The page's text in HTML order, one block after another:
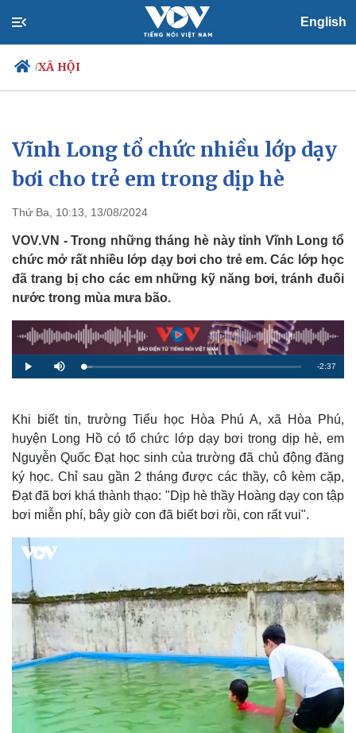
English
/XÃ HỘI
Chính trị
Đảng
Tổ chức nhân sự
Nhận diện sự thật
Xã hội
Tin 24h
Dự báo thời tiết
Việc làm
Biển đảo
Vĩnh Long tổ chức nhiều lớp dạy
bơi cho trẻ em trong dịp hè
Thứ Ba, 10:13, 13/08/2024
VOV.VN - Trong những tháng hè này tỉnh Vĩnh Long tổ
chức mở rất nhiều lớp dạy bơi cho trẻ em. Các lớp học
đã trang bị cho các em những kỹ năng bơi, tránh đuối
nước trong mùa mưa bão.
P
l
M
u
L
o
:
3
.
9
%
R
m
a
i
T
i
m
e
-2:37
Khi biết tin, trường Tiểu học Hòa Phú A, xã Hòa Phú,
huyện Long Hồ có tổ chức lớp dạy bơi trong dịp hè, em
Nguyễn Quốc Đạt học sinh của trường đã chủ động đăng
ký học. Chỉ sau gần 2 tháng được các thầy, cô kèm cặp,
Đạt đã bơi khá thành thạo: "Dịp hè thầy Hoàng dạy con tập
bơi miễn phí, bây giờ con đã biết bơi rồi, con rất vui".